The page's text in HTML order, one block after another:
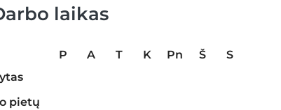
laikas
P A T K Pn Š
S
pietų